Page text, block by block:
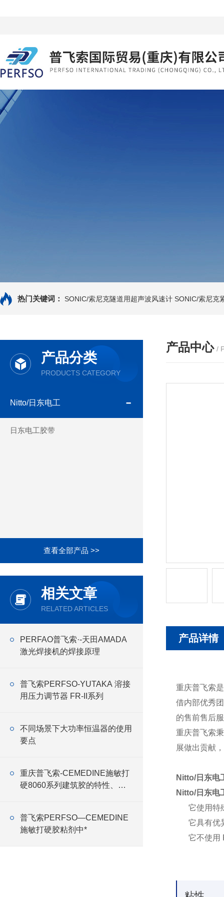
热门关键词： SONIC/索尼克隧道用超声波风速计 SONIC/索尼克
产品分类
PRODUCTS CATEGORY
Nitto/日东电工
日东电工胶带
查看全部产品 >>
相关文章
RELATED ARTICLES
PERFAO普飞索·-天田AMADA
激光焊接机的焊接原理
普飞索PERFSO-YUTAKA 溶接
用压力调节器 FR-II系列
不同场景下大功率恒温器的使用
要点
重庆普飞索-CEMEDINE施敏打
硬8060系列建筑胶的特性、应
普飞索PERFSO—CEMEDINE
施敏打硬胶粘剂中*
产品中心 /
产品详情
重庆普飞索
借内部优秀
的售前售后
重庆普飞索
展做出贡献
Nitto/日东电
Nitto/日东电
它使用特
它具有优
它不使用